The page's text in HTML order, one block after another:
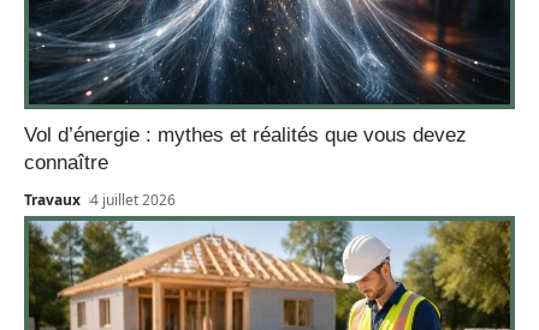
Vol d’énergie : mythes et réalités que vous devez
connaître
Travaux 4 juillet 2026